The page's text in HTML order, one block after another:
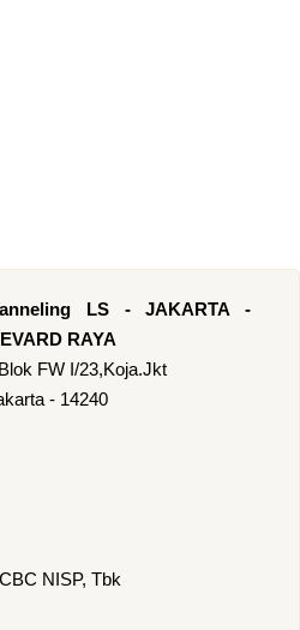
LS - JAKARTA -
RAYA
FW I/23,Koja.Jkt
- 14240
NISP, Tbk